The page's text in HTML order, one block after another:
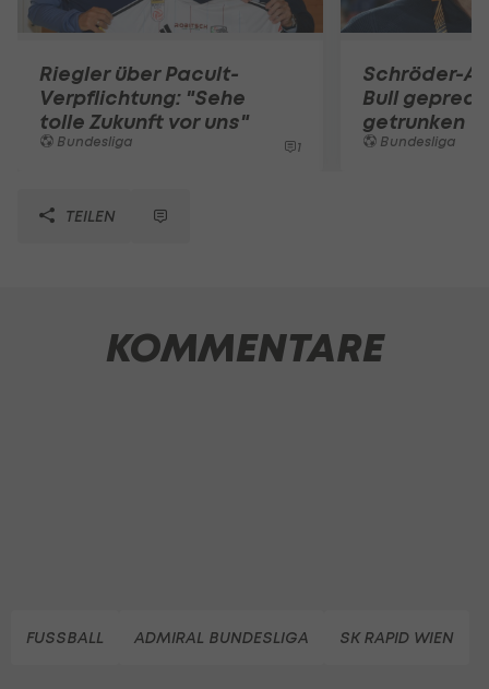
Riegler über Pacult-
Verpflichtung: "Sehe
tolle Zukunft vor uns"
Bundesliga 1
Schröder-
Bull
getrunken
Bundesliga
TEILEN
KOMMENTARE
FUSSBALL ADMIRAL BUNDESLIGA SK RAPID WIEN